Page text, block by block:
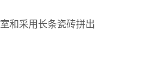
和采用长条瓷砖拼出